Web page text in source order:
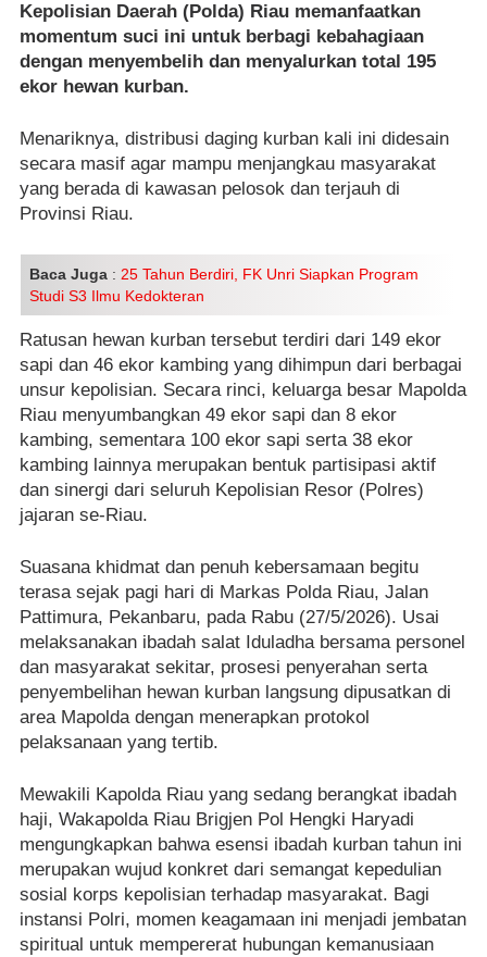
Kepolisian Daerah (Polda) Riau memanfaatkan
momentum suci ini untuk berbagi kebahagiaan
dengan menyembelih dan menyalurkan total 195
ekor hewan kurban.
Menariknya, distribusi daging kurban kali ini didesain
secara masif agar mampu menjangkau masyarakat
yang berada di kawasan pelosok dan terjauh di
Provinsi Riau.
Baca Juga : 25 Tahun Berdiri, FK Unri Siapkan Program
Studi S3 Ilmu Kedokteran
Ratusan hewan kurban tersebut terdiri dari 149 ekor
sapi dan 46 ekor kambing yang dihimpun dari berbagai
unsur kepolisian. Secara rinci, keluarga besar Mapolda
Riau menyumbangkan 49 ekor sapi dan 8 ekor
kambing, sementara 100 ekor sapi serta 38 ekor
kambing lainnya merupakan bentuk partisipasi aktif
dan sinergi dari seluruh Kepolisian Resor (Polres)
jajaran se-Riau.
Suasana khidmat dan penuh kebersamaan begitu
terasa sejak pagi hari di Markas Polda Riau, Jalan
Pattimura, Pekanbaru, pada Rabu (27/5/2026). Usai
melaksanakan ibadah salat Iduladha bersama personel
dan masyarakat sekitar, prosesi penyerahan serta
penyembelihan hewan kurban langsung dipusatkan di
area Mapolda dengan menerapkan protokol
pelaksanaan yang tertib.
Mewakili Kapolda Riau yang sedang berangkat ibadah
haji, Wakapolda Riau Brigjen Pol Hengki Haryadi
mengungkapkan bahwa esensi ibadah kurban tahun ini
merupakan wujud konkret dari semangat kepedulian
sosial korps kepolisian terhadap masyarakat. Bagi
instansi Polri, momen keagamaan ini menjadi jembatan
spiritual untuk mempererat hubungan kemanusiaan